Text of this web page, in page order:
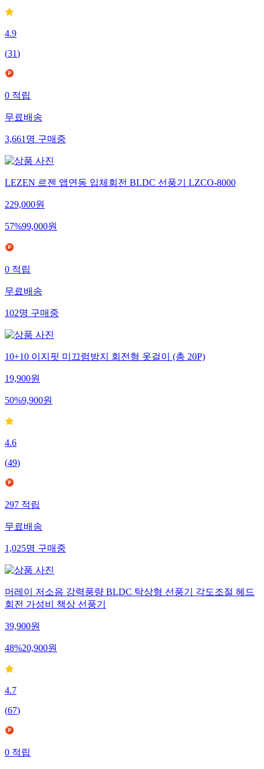
4.9
(31)
0적립
무료배송
3,661명구매중
LEZEN 르젠 앱연동 입체회전 BLDC 선풍기 LZCO-8000
229,000원
57%99,000원
0적립
무료배송
102명구매중
10+10 이지핏 미끄럼방지 회전형 옷걸이 (총 20P)
19,900원
50%9,900원
4.6
(49)
297적립
무료배송
1,025명구매중
머레이 저소음 강력풍량 BLDC 탁상형 선풍기 각도조절 헤드
회전 가성비 책상 선풍기
39,900원
48%20,900원
4.7
(67)
0적립